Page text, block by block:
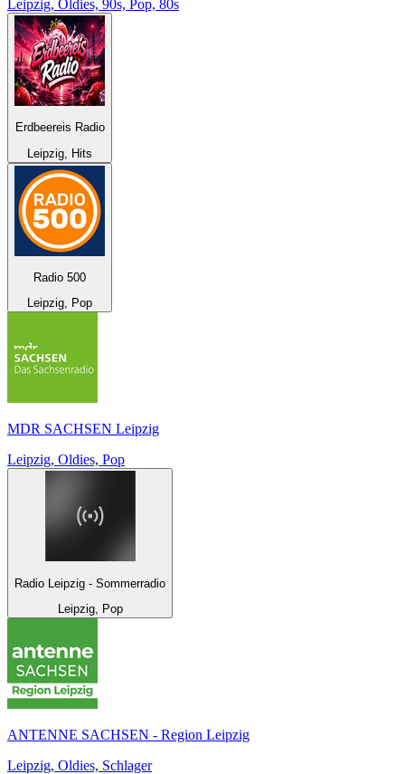
Leipzig, Oldies, 90s, Pop, 80s
Erdbeereis Radio
Leipzig, Hits
Radio 500
Leipzig, Pop
MDR SACHSEN Leipzig
Leipzig, Oldies, Pop
Radio Leipzig - Sommerradio
Leipzig, Pop
ANTENNE SACHSEN - Region Leipzig
Leipzig, Oldies, Schlager